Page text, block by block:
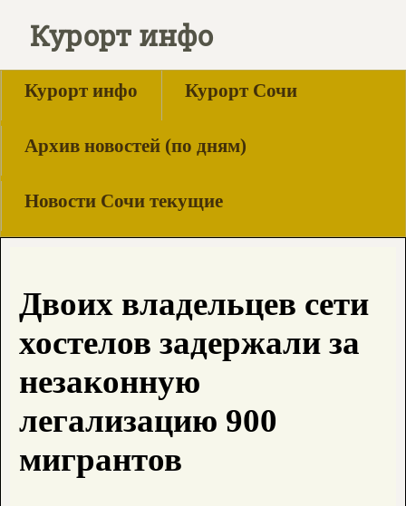
Курорт инфо
Курорт инфо Курорт Сочи
Архив новостей (по дням)
Новости Сочи текущие
Двоих владельцев сети
хостелов задержали за
незаконную
легализацию 900
мигрантов